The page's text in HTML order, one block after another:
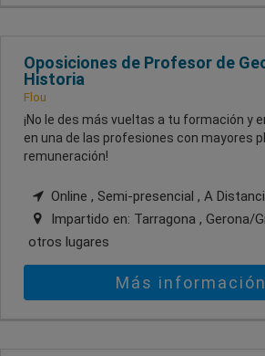
Oposiciones de Profesor de
Historia
Flou
¡No le des más vueltas a tu formación y
en una de las profesiones con mayores
remuneración!
Online , Semi-presencial , A
Impartido en: Tarragona , Gerona/
otros lugares
Más información